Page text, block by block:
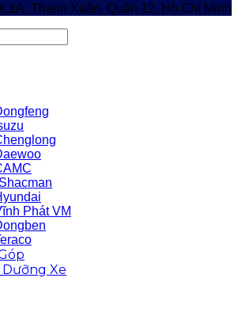
Thạnh Xuân, Quận 12, Hồ Chí Minh
Phát VM
Xe